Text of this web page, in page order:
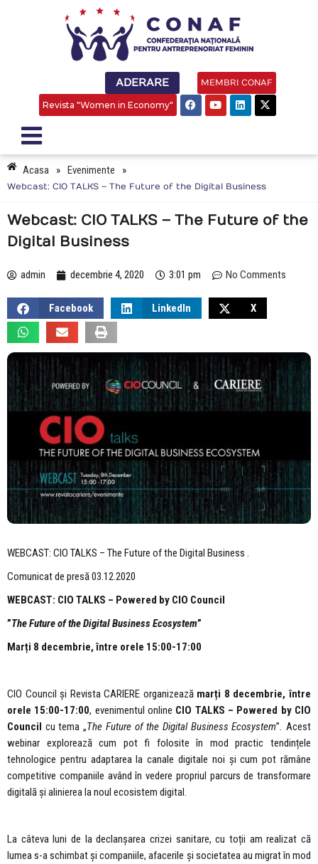
ADERARE MEMBRI CONAF
Revista "Women in Economy"
Acasa » Evenimente »
Webcast: CIO TALKS – The Future of the Digital Business
Webcast: CIO TALKS – The Future of the
Digital Business
admin decembrie 4, 2020 3:01 pm No Comments
Facebook LinkedIn X
WEBCAST: CIO TALKS – The Future of the Digital Business .
Comunicat de presă 03.12.2020
WEBCAST: CIO TALKS – Powered by CIO Council
”The Future of the Digital Business Ecosystem”
Marți 8 decembrie, între orele 15:00-17:00
CIO Council și Revista CARIERE organizează marți 8 decembrie, între
orele 15:00-17:00, evenimentul online CIO TALKS – Powered by CIO
Council cu tema „The Future of the Digital Business Ecosystem”.Acest
webinar explorează cum pot fi folosite în mod practic tendințele
tehnologice pentru adaptarea la canale digitale noi și cum pot rămâne
competitive companiile având în vedere propriul parcurs de transformare
digitală și alinierea la noul ecosistem digital.
La câteva luni de la declanșarea crizei sanitare, cu toții am realizat că
lumea s-a schimbat și companiile, afacerile și societatea au migrat în mod